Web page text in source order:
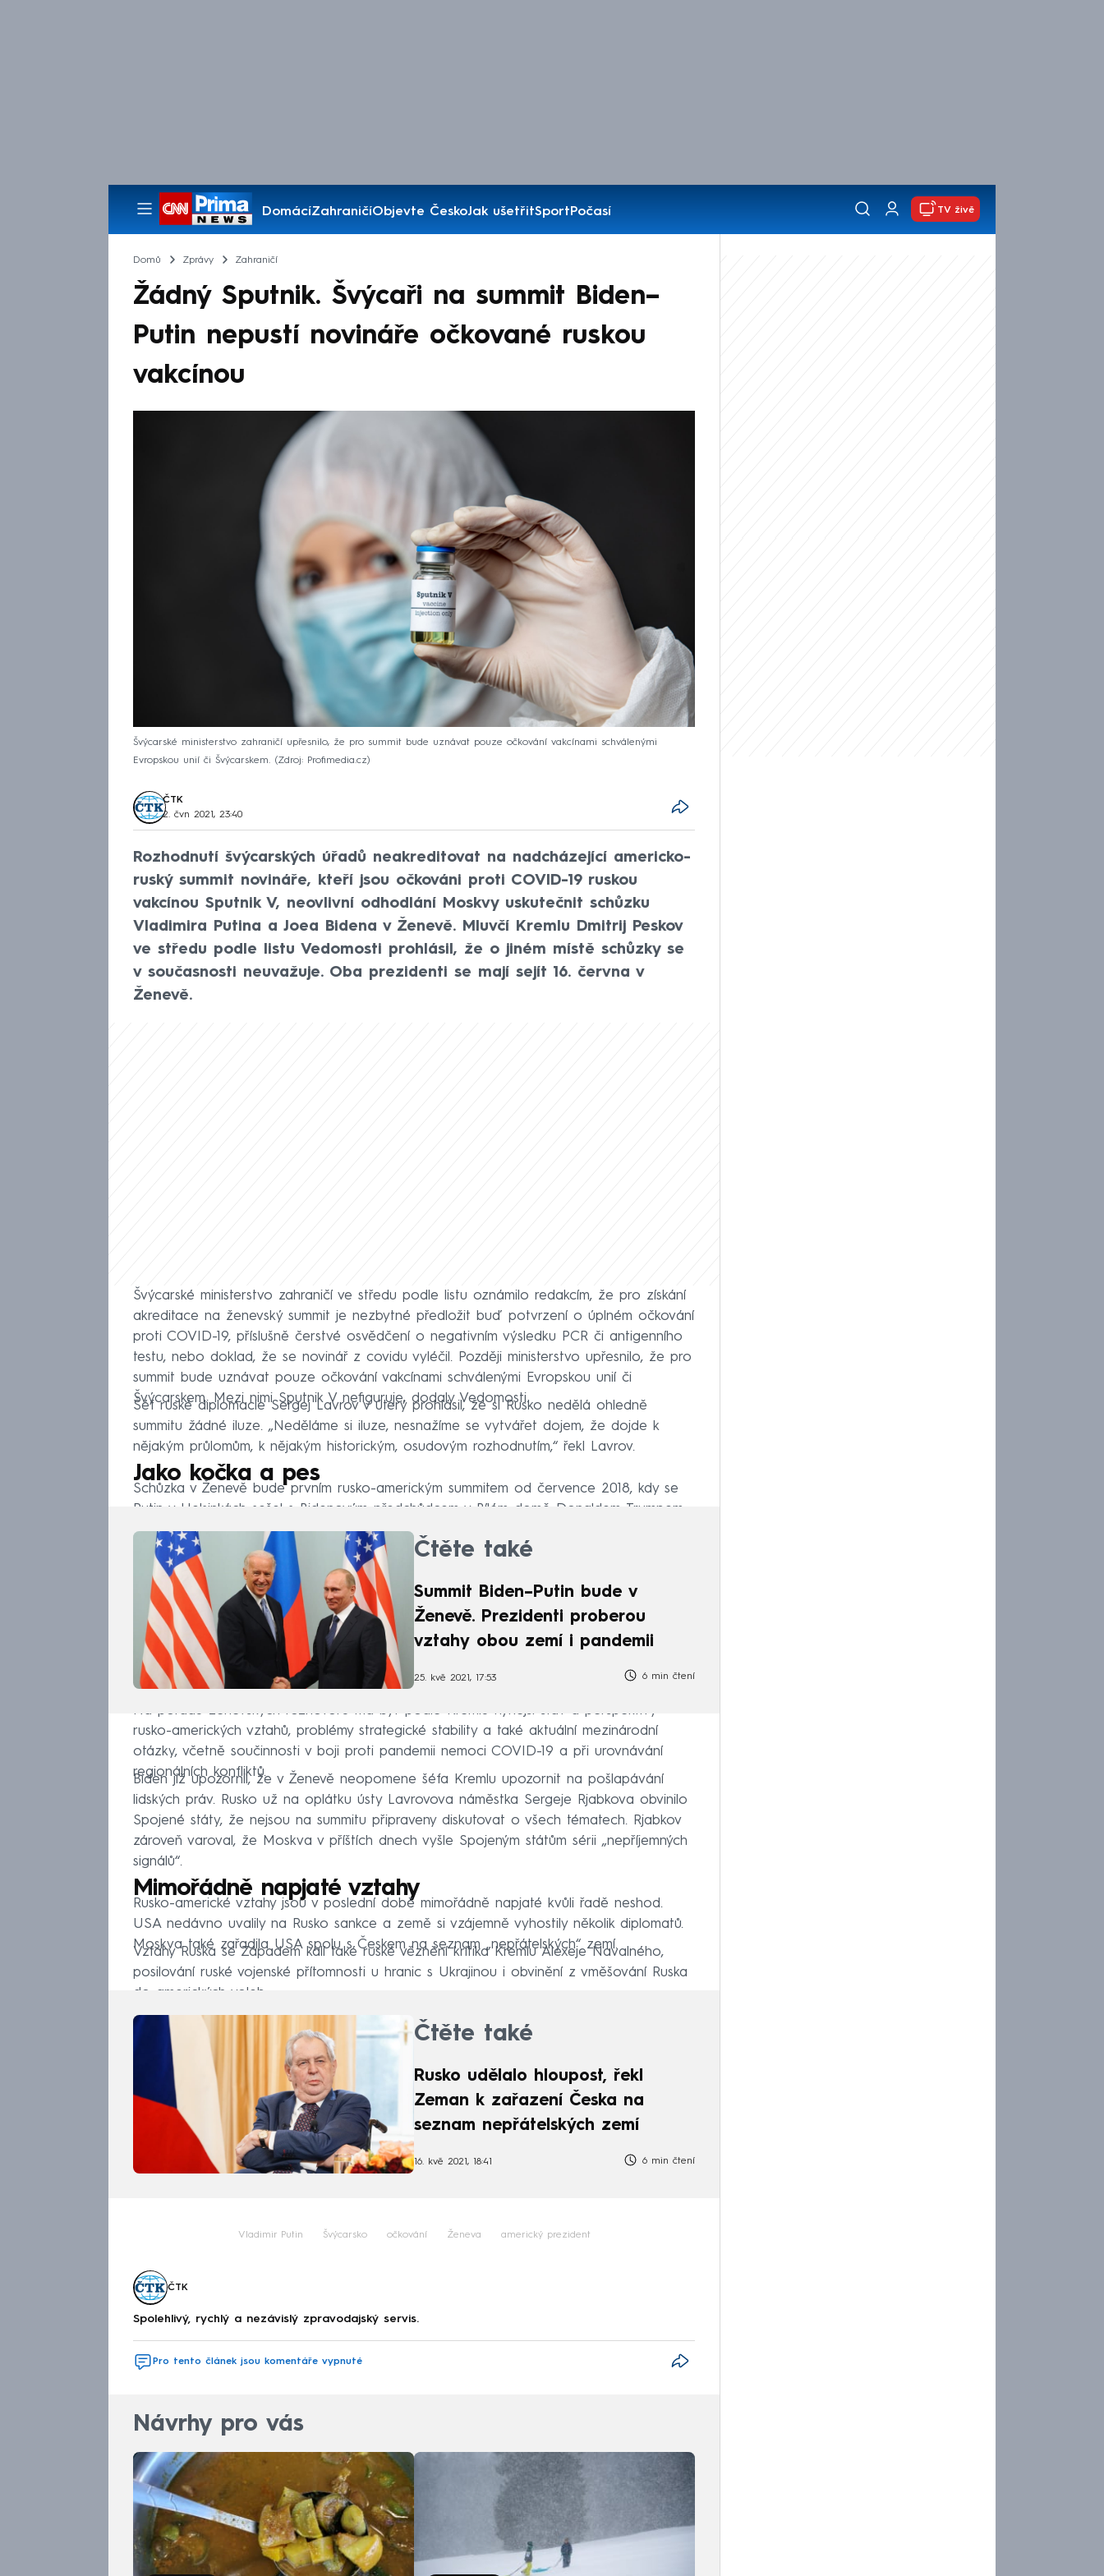
DomácíZahraničíObjevte ČeskoJak ušetřitSportPočasí
Pořady
TV živě
Domů Zprávy Zahraničí
Žádný Sputnik. Švýcaři na summit Biden–
Putin nepustí novináře očkované ruskou
vakcínou
Švýcarské ministerstvo zahraničí upřesnilo, že pro summit bude uznávat pouze očkování vakcínami schválenými
Evropskou unií či Švýcarskem.
Zdroj: Profimedia.cz
ČTK
2. čvn 2021, 23:40
Rozhodnutí švýcarských úřadů neakreditovat na nadcházející americko-
ruský summit novináře, kteří jsou očkováni proti COVID-19 ruskou
vakcínou Sputnik V, neovlivní odhodlání Moskvy uskutečnit schůzku
Vladimira Putina a Joea Bidena v Ženevě. Mluvčí Kremlu Dmitrij Peskov
ve středu podle listu Vedomosti prohlásil, že o jiném místě schůzky se
v současnosti neuvažuje. Oba prezidenti se mají sejít 16. června v
Ženevě.
Švýcarské ministerstvo zahraničí ve středu podle listu oznámilo redakcím, že pro získání
akreditace na ženevský summit je nezbytné předložit buď potvrzení o úplném očkování
proti COVID-19, příslušně čerstvé osvědčení o negativním výsledku PCR či antigenního
testu, nebo doklad, že se novinář z covidu vyléčil. Později ministerstvo upřesnilo, že pro
summit bude uznávat pouze očkování vakcínami schválenými Evropskou unií či
Švýcarskem. Mezi nimi Sputnik V nefiguruje, dodaly Vedomosti.
Šéf ruské diplomacie Sergej Lavrov v úterý prohlásil, že si Rusko nedělá ohledně
summitu žádné iluze. „Neděláme si iluze, nesnažíme se vytvářet dojem, že dojde k
nějakým průlomům, k nějakým historickým, osudovým rozhodnutím,“ řekl Lavrov.
Jako kočka a pes
Schůzka v Ženevě bude prvním rusko-americkým summitem od července 2018, kdy se
Putin v Helsinkách sešel s Bidenovým předchůdcem v Bílém domě Donaldem Trumpem.
Čtěte také
Summit Biden–Putin bude v
Ženevě. Prezidenti proberou
vztahy obou zemí i pandemii
25. kvě 2021, 17:53 6 min čtení
Na pořadu ženevských rozhovorů má být podle Kremlu nynější stav a perspektivy
rusko-amerických vztahů, problémy strategické stability a také aktuální mezinárodní
otázky, včetně součinnosti v boji proti pandemii nemoci COVID-19 a při urovnávání
regionálních konfliktů.
Biden již upozornil, že v Ženevě neopomene šéfa Kremlu upozornit na pošlapávání
lidských práv. Rusko už na oplátku ústy Lavrovova náměstka Sergeje Rjabkova obvinilo
Spojené státy, že nejsou na summitu připraveny diskutovat o všech tématech. Rjabkov
zároveň varoval, že Moskva v příštích dnech vyšle Spojeným státům sérii „nepříjemných
signálů“.
Mimořádně napjaté vztahy
Rusko-americké vztahy jsou v poslední době mimořádně napjaté kvůli řadě neshod.
USA nedávno uvalily na Rusko sankce a země si vzájemně vyhostily několik diplomatů.
Moskva také zařadila USA spolu s Českem na seznam „nepřátelských“ zemí.
Vztahy Ruska se Západem kalí také ruské věznění kritika Kremlu Alexeje Navalného,
posilování ruské vojenské přítomnosti u hranic s Ukrajinou i obvinění z vměšování Ruska
do amerických voleb.
Čtěte také
Rusko udělalo hloupost, řekl
Zeman k zařazení Česka na
seznam nepřátelských zemí
16. kvě 2021, 18:41 6 min čtení
Vladimir Putin Švýcarsko očkování Ženeva americký prezident
ČTK
Spolehlivý, rychlý a nezávislý zpravodajský servis.
Pro tento článek jsou komentáře vypnuté
Návrhy pro vás